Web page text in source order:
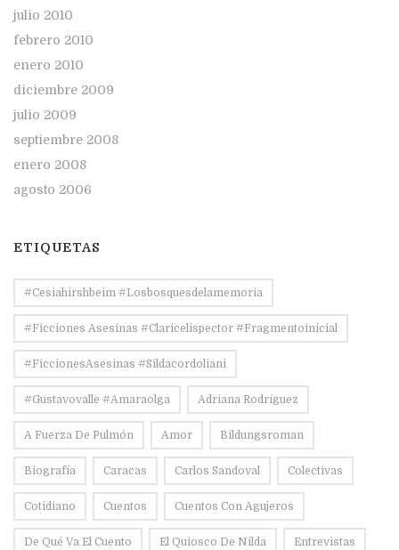
julio 2010
febrero 2010
enero 2010
diciembre 2009
julio 2009
septiembre 2008
enero 2008
agosto 2006
ETIQUETAS
#Cesiahirshbeim #losbosquesdelamemoria
#ficciones Asesinas #claricelispector #fragmentoinicial
#FiccionesAsesinas #sildacordoliani
#Gustavovalle #amaraolga Adriana Rodríguez
A Fuerza De Pulmón Amor Bildungsroman
Biografía Caracas Carlos Sandoval Colectivas
Cotidiano Cuentos Cuentos Con Agujeros
De Qué Va El Cuento El Quiosco De Nilda Entrevistas